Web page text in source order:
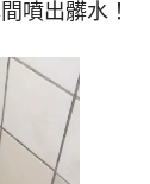
噴出髒水！
小時後，出
水管需要定
年汙垢。不
棕色（鐵
： 常見於地
化。 乳白